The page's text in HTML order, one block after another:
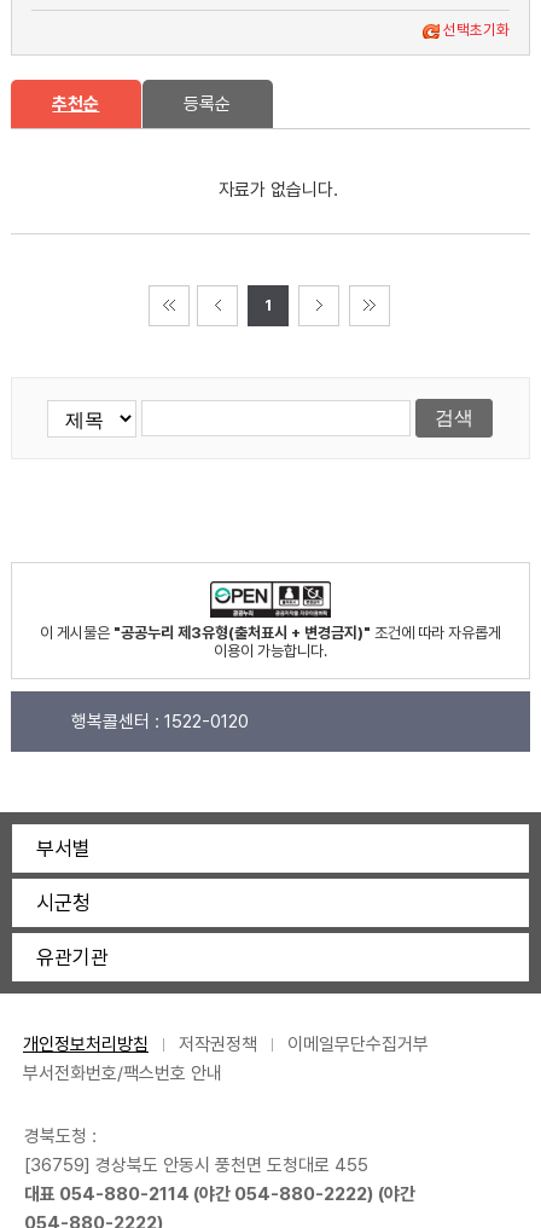
선택초기화
추천순 등록순
자료가 없습니다.
1
이 게시물은 "공공누리 제3유형(출처표시 + 변경금지)" 조건에 따라 자유롭게
이용이 가능합니다.
행복콜센터 : 1522-0120
부서별
시군청
유관기관
개인정보처리방침 저작권정책
이메일무단수집거부
부서전화번호/팩스번호 안내
경북도청 :
[36759] 경상북도 안동시 풍천면 도청대로 455
대표 054-880-2114 (야간 054-880-2222) (야간
054-880-2222)